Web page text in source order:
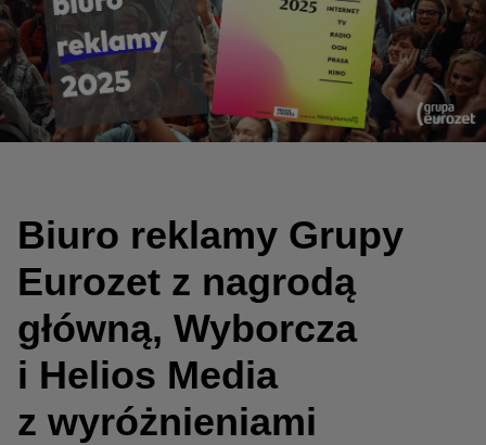
Biuro reklamy Grupy
Eurozet z nagrodą
główną, Wyborcza
i Helios Media
z wyróżnieniami